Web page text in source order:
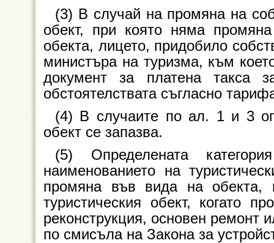
(3) В случай на промяна на
обект, при която няма
обекта, лицето, придобило
министъра на туризма, към
документ за платена такса
обстоятелствата съгласно
(4) В случаите по ал. 1 и 3
обект се запазва.
(5) Определената
наименованието на
промяна във вида на обекта,
туристическия обект, когато
реконструкция, основен ремонт
по смисъла на Закона за